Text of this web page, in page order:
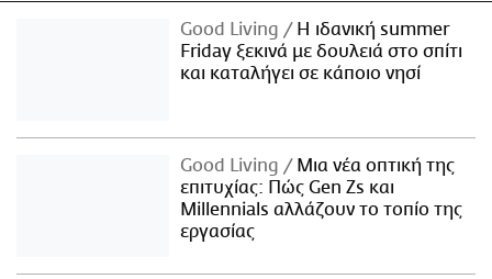
Good Living
Η ιδανική summer
Friday ξεκινά με δουλειά στο σπίτι
και καταλήγει σε κάποιο νησί
Good Living
Μια νέα οπτική της
επιτυχίας: Πώς Gen Zs και
Millennials αλλάζουν το τοπίο της
εργασίας